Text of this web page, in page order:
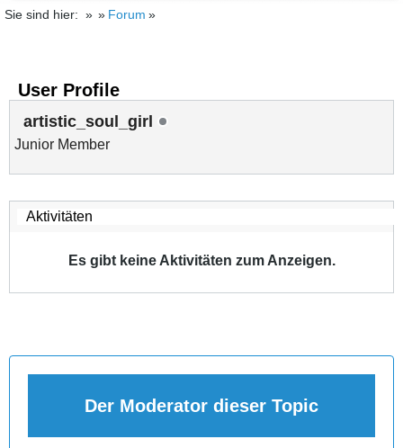
Sie sind hier: Forum
User Profile
artistic_soul_girl
Junior Member
Es gibt keine Aktivitäten zum Anzeigen.
Der Moderator dieser Topic